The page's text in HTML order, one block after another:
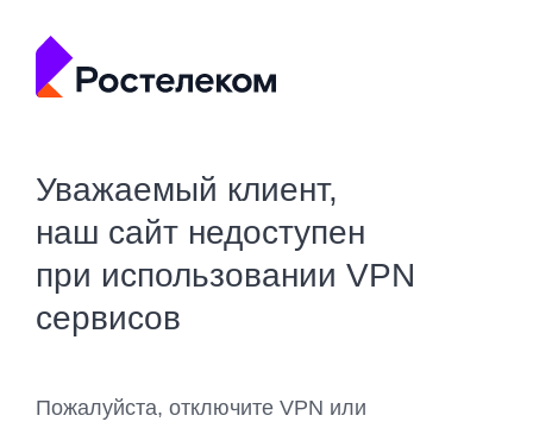
Уважаемый клиент,
наш сайт недоступен
при использовании VPN
сервисов
Пожалуйста, отключите VPN или